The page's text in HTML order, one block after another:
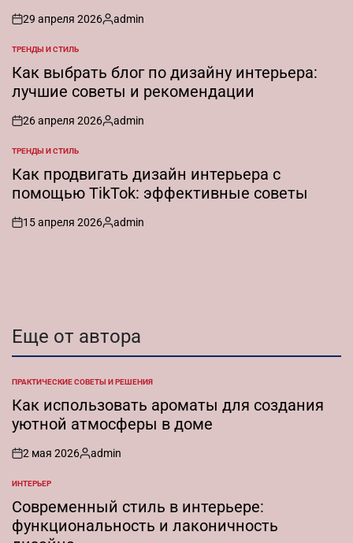
on
29 апреля 2026
Запись
admin
ОПУБЛИКОВАНО
В
ТРЕНДЫ И СТИЛЬ
Как выбрать блог по дизайну интерьера:
лучшие советы и рекомендации
on
26 апреля 2026
Запись
admin
ОПУБЛИКОВАНО
В
ТРЕНДЫ И СТИЛЬ
Как продвигать дизайн интерьера с
помощью TikTok: эффективные советы
on
15 апреля 2026
Запись
admin
Еще от автора
ОПУБЛИКОВАНО
В
ПРАКТИЧЕСКИЕ СОВЕТЫ И РЕШЕНИЯ
Как использовать ароматы для создания
уютной атмосферы в доме
on
2 мая 2026
Запись
admin
ОПУБЛИКОВАНО
В
ИНТЕРЬЕР
Современный стиль в интерьере:
функциональность и лаконичность